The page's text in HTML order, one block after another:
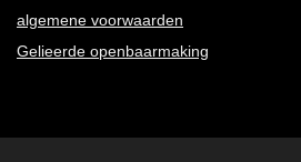
algemene voorwaarden
Gelieerde openbaarmaking